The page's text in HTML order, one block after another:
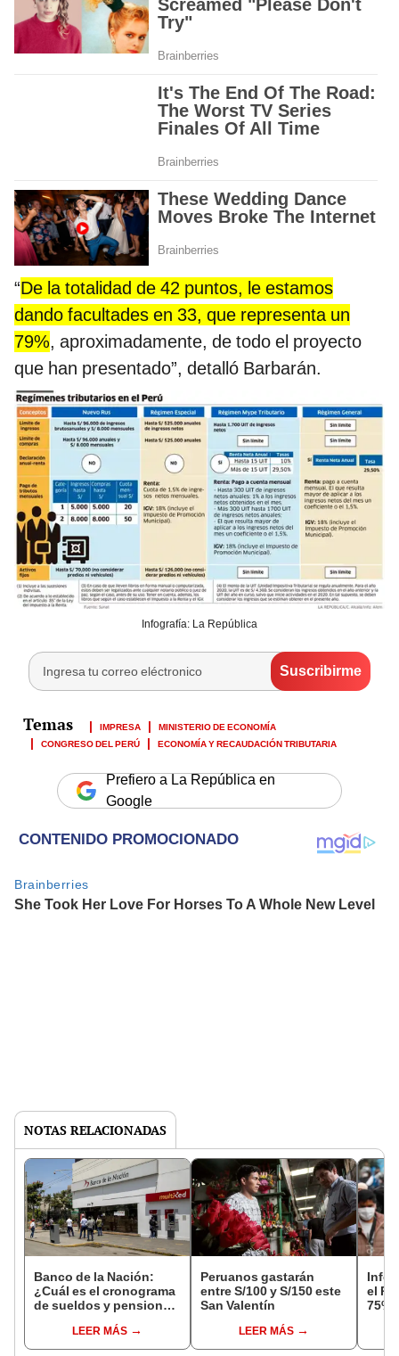
“De la totalidad de 42 puntos, le estamos
dando facultades en 33, que representa un
79%, aproximadamente, de todo el proyecto
que han presentado”, detalló Barbarán.
Infografía: La República
IMPRESA
MINISTERIO DE ECONOMÍA
CONGRESO DEL PERÚ
ECONOMÍA Y RECAUDACIÓN TRIBUTARIA
Prefiero a La República en
Google
NOTAS RELACIONADAS
Banco de la Nación:
¿Cuál es el cronograma
de sueldos y pensiones
LEER MÁS
Peruanos gastarán
entre S/100 y S/150 este
San Valentín
LEER MÁS
el
75%